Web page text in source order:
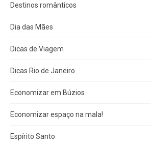
Destinos românticos
Dia das Mães
Dicas de Viagem
Dicas Rio de Janeiro
Economizar em Búzios
Economizar espaço na mala!
Espírito Santo